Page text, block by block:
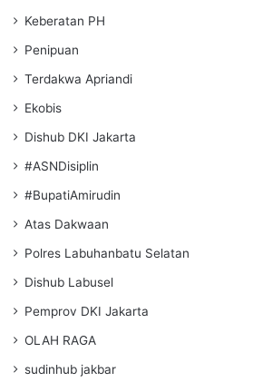
Keberatan PH
Penipuan
Terdakwa Apriandi
Ekobis
Dishub DKI Jakarta
#ASNDisiplin
#BupatiAmirudin
Atas Dakwaan
Polres Labuhanbatu Selatan
Dishub Labusel
Pemprov DKI Jakarta
OLAH RAGA
sudinhub jakbar